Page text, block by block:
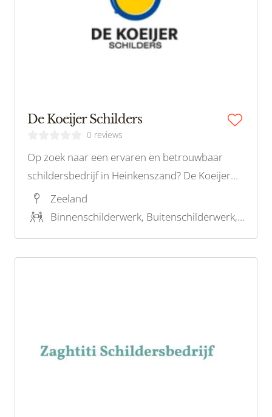
De Koeijer Schilders
0 reviews
Op zoek naar een ervaren en betrouwbaar
schildersbedrijf in Heinkenszand? De Koeijer
Schilders is dé specialist in binnen- en buiten
schilderwerk met oog voor kwaliteit en detail.
Zeeland
Binnenschilderwerk, Buitenschilderwerk, Decoratief schilderwerk, Onderhoudsschilderwerk, Restauratieschilderwerk, Houtrotreparatie, Kleuradvies